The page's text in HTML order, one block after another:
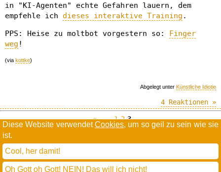
Diese Website verwendetCookies, um so geil zu sein wie sie
ist.
Cool, her damit!
Oh Gott oh Gott! NEIN! Das will ich nicht!
in "KI-Agenten" echte Gefahren lauern, dem
empfehle ich dieses interaktive Training .
PPS: Heise zu moltbot vorgestern so: Finger
weg !
(via kottke)
Abgelegt unter Künstliche Idiotie
4 Reaktionen »
«-- 1 2 3
todamax rennt aufwordpress
(mit minimalen anpassungen in oberlängen und kerning)